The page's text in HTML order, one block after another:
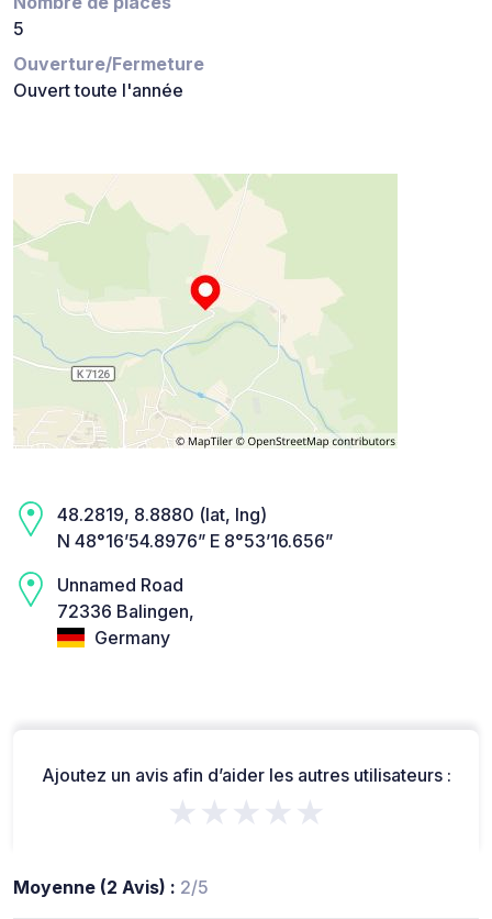
5
Ouverture/Fermeture
Ouvert toute l'année
48.2819, 8.8880 (lat, lng)
N 48°16’54.8976” E 8°53’16.656”
Unnamed Road
72336 Balingen,
Germany
Ajoutez un avis afin d’aider les autres utilisateurs :
★★★★★
Moyenne (2 Avis) : 2/5